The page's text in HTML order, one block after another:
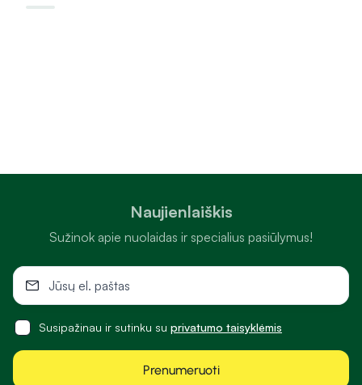
Naujienlaiškis
Sužinok apie nuolaidas ir specialius pasiūlymus!
Susipažinau ir sutinku su privatumo taisyklėmis
Prenumeruoti